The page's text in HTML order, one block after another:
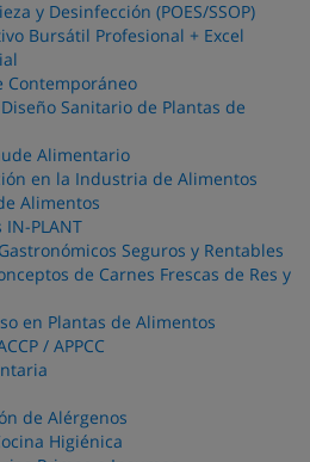
y Desinfección (POES/SSOP)
Bursátil Profesional + Excel
Contemporáneo
Sanitario de Plantas de
Alimentario
en la Industria de Alimentos
Alimentos
PLANT
Seguros y Rentables
de Carnes Frescas de Res y
en Plantas de Alimentos
/ APPCC
de Alérgenos
Higiénica